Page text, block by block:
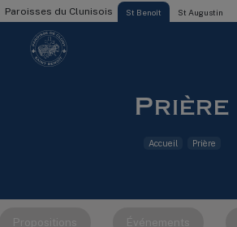
Paroisses du Clunisois St Benoît St Augustin
Prière
Accueil Prière